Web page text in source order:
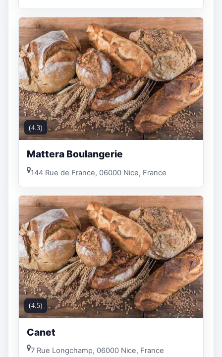
(4.3)
Mattera Boulangerie
144 Rue de France, 06000 Nice, France
(4.5)
Canet
7 Rue Longchamp, 06000 Nice, France